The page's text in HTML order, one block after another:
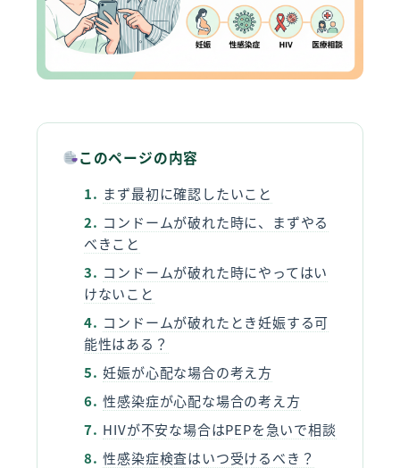
このページの内容
まず最初に確認したいこと
コンドームが破れた時に、まずやる
べきこと
コンドームが破れた時にやってはい
けないこと
コンドームが破れたとき妊娠する可
能性はある？
妊娠が心配な場合の考え方
性感染症が心配な場合の考え方
HIVが不安な場合はPEPを急いで相談
性感染症検査はいつ受けるべき？